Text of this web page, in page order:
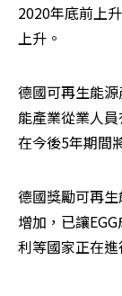
2020年底前上
上升。
德國可再生能
能產業從業人
在今後5年期間
德國獎勵可再
增加，已讓
利等國家正在